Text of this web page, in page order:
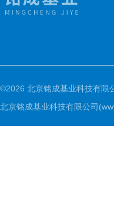
©2026 北京铭成基业科技有限
北京铭成基业科技有限公司